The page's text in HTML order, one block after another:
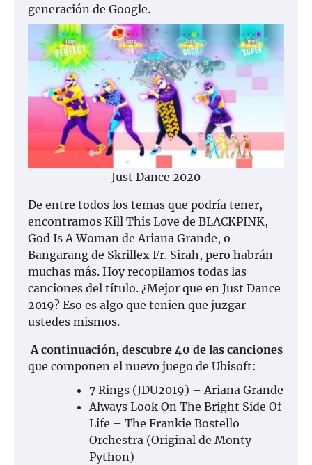
generación de Google.
Just Dance 2020
De entre todos los temas que podría tener,
encontramos Kill This Love de BLACKPINK,
God Is A Woman de Ariana Grande, o
Bangarang de Skrillex Fr. Sirah, pero habrán
muchas más. Hoy recopilamos todas las
canciones del título. ¿Mejor que en Just Dance
2019? Eso es algo que tenien que juzgar
ustedes mismos.
A continuación, descubre 40 de las canciones
que componen el nuevo juego de Ubisoft:
7 Rings (JDU2019) – Ariana Grande
Always Look On The Bright Side Of
Life – The Frankie Bostello
Orchestra (Original de Monty
Python)